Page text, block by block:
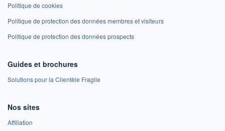
Politique de cookies
Politique de protection des données membres et visiteurs
Politique de protection des données prospects
Guides et brochures
Solutions pour la Clientèle Fragile
Nos sites
Affiliation